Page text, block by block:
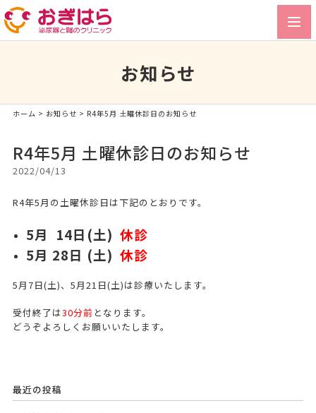
お知らせ
ホーム > お知らせ > R4年5月 土曜休診日のお知らせ
R4年5月 土曜休診日のお知らせ
2022/04/13
R4年5月の土曜休診日は下記のとおりです。
5月 14日(土)休診
5月 28日 (土) 休診
5月7日(土)、5月21日(土)は診療いたします。
受付終了は30分前 となります。
どうぞよろしくお願いいたします。
最近の投稿